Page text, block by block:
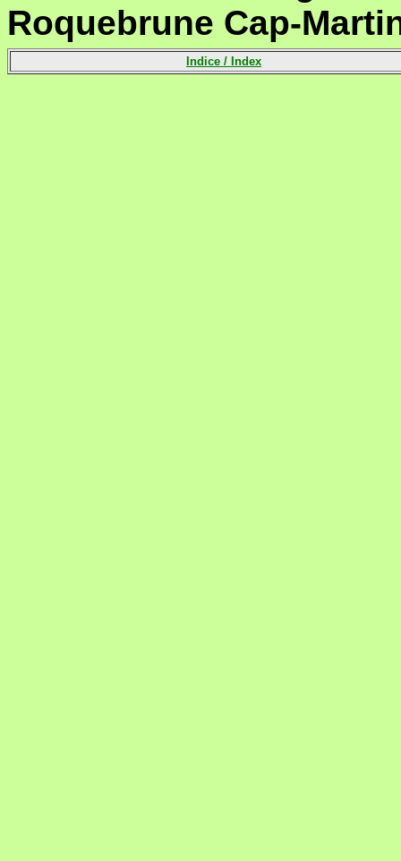
Roquebrune Cap-
Indice / Index